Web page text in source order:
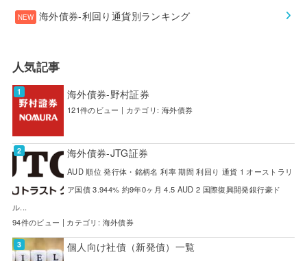
海外債券-利回り通貨別ランキング
人気記事
海外債券-野村証券
121件のビュー | カテゴリ: 海外債券
海外債券-JTG証券
AUD 順位 発行体・銘柄名 利率 期間 利回り 通貨 1 オーストラリ
ア国債 3.944% 約9年0ヶ月 4.5 AUD 2 国際復興開発銀行豪ド
ル...
94件のビュー | カテゴリ: 海外債券
個人向け社債（新発債）一覧